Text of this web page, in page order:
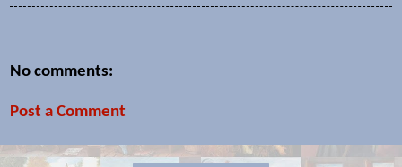
No comments:
Post a Comment